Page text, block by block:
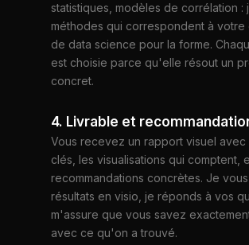
statistiques, modèles de corrélation :
méthodes qui correspondent à votre
de data science pour la forme.
est choisie parce qu'elle résout un
concret.
4. Livrable et
Vous recevez un rapport visuel avec
clés, les visualisations qui comptent,
recommandations concrètes. Je
résultats en visio, je réponds à vos
m'assure que vous savez
avec ce qu'on a trouvé.